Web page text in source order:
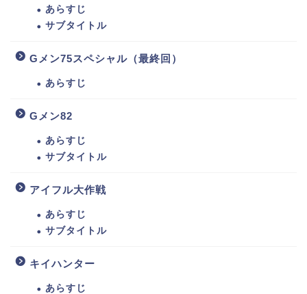
あらすじ
サブタイトル
Gメン75スペシャル（最終回）
あらすじ
Gメン82
あらすじ
サブタイトル
アイフル大作戦
あらすじ
サブタイトル
キイハンター
あらすじ